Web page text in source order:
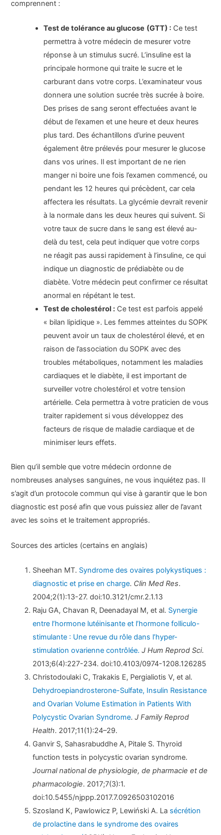
comprennent :
Test de tolérance au glucose (GTT) : Ce test
permettra à votre médecin de mesurer votre
réponse à un stimulus sucré. L’insuline est la
principale hormone qui traite le sucre et le
carburant dans votre corps. L’examinateur vous
donnera une solution sucrée très sucrée à boire.
Des prises de sang seront effectuées avant le
début de l’examen et une heure et deux heures
plus tard. Des échantillons d’urine peuvent
également être prélevés pour mesurer le glucose
dans vos urines. Il est important de ne rien
manger ni boire une fois l’examen commencé, ou
pendant les 12 heures qui précèdent, car cela
affectera les résultats. La glycémie devrait revenir
à la normale dans les deux heures qui suivent. Si
votre taux de sucre dans le sang est élevé au-
delà du test, cela peut indiquer que votre corps
ne réagit pas aussi rapidement à l’insuline, ce qui
indique un diagnostic de prédiabète ou de
diabète. Votre médecin peut confirmer ce résultat
anormal en répétant le test.
Test de cholestérol : Ce test est parfois appelé
« bilan lipidique ». Les femmes atteintes du SOPK
peuvent avoir un taux de cholestérol élevé, et en
raison de l’association du SOPK avec des
troubles métaboliques, notamment les maladies
cardiaques et le diabète, il est important de
surveiller votre cholestérol et votre tension
artérielle. Cela permettra à votre praticien de vous
traiter rapidement si vous développez des
facteurs de risque de maladie cardiaque et de
minimiser leurs effets.
Bien qu’il semble que votre médecin ordonne de
nombreuses analyses sanguines, ne vous inquiétez pas. Il
s’agit d’un protocole commun qui vise à garantir que le bon
diagnostic est posé afin que vous puissiez aller de l’avant
avec les soins et le traitement appropriés.
Sources des articles (certains en anglais)
Sheehan MT. Syndrome des ovaires polykystiques :
diagnostic et prise en charge. Clin Med Res.
2004;2(1):13-27. doi:10.3121/cmr.2.1.13
Raju GA, Chavan R, Deenadayal M, et al. Synergie
entre l’hormone lutéinisante et l’hormone folliculo-
stimulante : Une revue du rôle dans l’hyper-
stimulation ovarienne contrôlée. J Hum Reprod Sci.
2013;6(4):227-234. doi:10.4103/0974-1208.126285
Christodoulaki C, Trakakis E, Pergialiotis V, et al.
Dehydroepiandrosterone-Sulfate, Insulin Resistance
and Ovarian Volume Estimation in Patients With
Polycystic Ovarian Syndrome.J Family Reprod
Health. 2017;11(1):24–29.
Ganvir S, Sahasrabuddhe A, Pitale S. Thyroid
function tests in polycystic ovarian syndrome.
Journal national de physiologie, de pharmacie et de
pharmacologie. 2017;7(3):1.
doi:10.5455/njppp.2017.7.0926503102016
Szosland K, Pawlowicz P, Lewiński A. La sécrétion
de prolactine dans le syndrome des ovaires